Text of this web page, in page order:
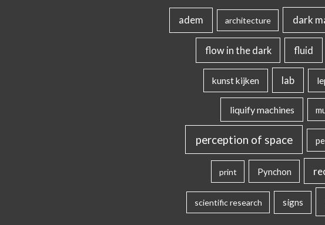
adem architecture dark
flow in the dark fluid
kunst kijken lab
liquify machines
perception of space
print Pynchon
scientific research signs